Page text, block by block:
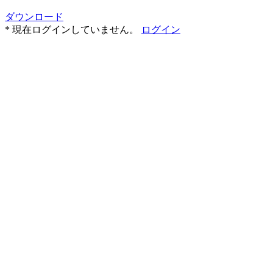
ダウンロード
* 現在ログインしていません。
ログイン